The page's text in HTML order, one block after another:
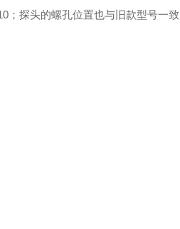
；探头的螺孔位置也与旧款型号一致